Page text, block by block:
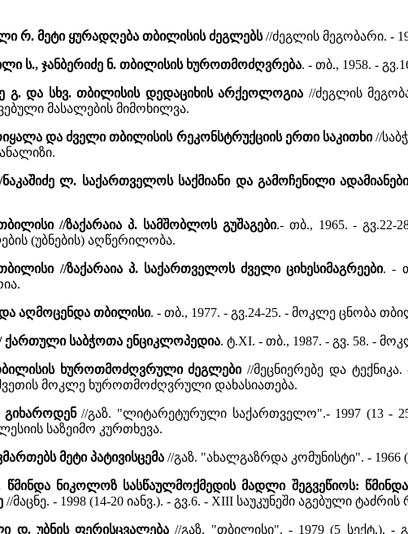
რ. მეტი ყურადღება თბილისის ძეგლებს//ძეგლის მეგობარი. -
ს., ჯანბერიძე ნ. თბილისის ხუროთმოძღვრება. - თბ., 1958. -
გ. და სხვ. თბილისის დედაციხის არქეოლოგია //ძეგლის
მასალების მიმოხილვა.
და ძველი თბილისის რეკონსტრუქციის ერთი საკითხი//
ლ. საქართველოს საქმიანი და გამოჩენილი
//ზაქარაია პ. სამშობლოს გუშაგები.- თბ., 1965. - გვ.22-
(უბნების) აღწერილობა.
//ზაქარაია პ. საქართველოს ძველი ციხესიმაგრეები. -
აღმოცენდა თბილისი. - თბ., 1977. - გვ.24-25. - მოკლე ცნობა
ქართული საბჭოთა ენციკლოპედია. ტ.XI. - თბ., 1987. - გვ. 58. -
ხუროთმოძღვრული ძეგლები//მეცნიერებე და ტექნიკა.
მოკლე ხუროთმოძღვრული დახასიათება.
გიხაროდენ//გაზ. "ლიტარეტურული საქართველო".- 1997 (13 -
საზეიმო კურთხევა.
მეტი პატივისცემა //გაზ. "ახალგაზრდა კომუნისტი". - 1966
წმინდა ნიკოლოზ სასწაულმოქმედის მადლი შეგვეწიოს:
//მაცნე. - 1998 (14-20 იანვ.). - გვ.6. - XIII საუკუნეში აგებული
დ. უბნის ფერისცვალება//გაზ. "თბილისი". - 1979 (5 სექტ.). -